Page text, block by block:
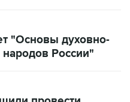
"Основы духовно-
России"